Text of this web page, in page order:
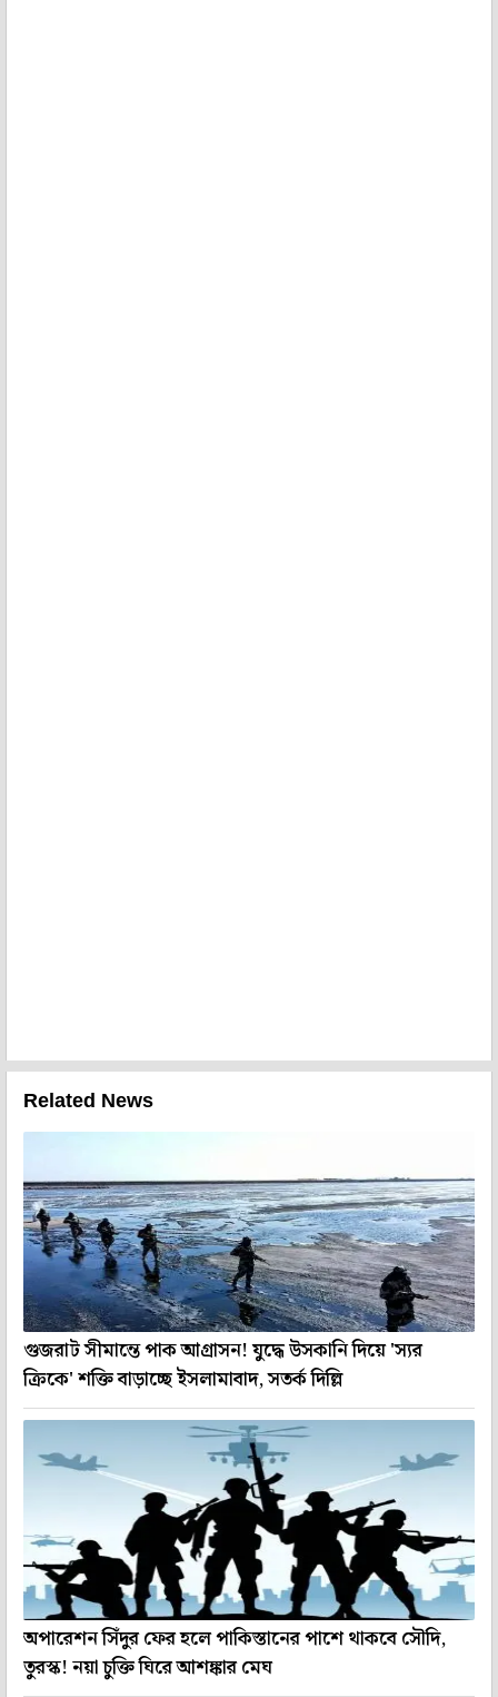
Related News
গুজরাট সীমান্তে পাক আগ্রাসন! যুদ্ধে উসকানি দিয়ে 'স্যর
ক্রিকে' শক্তি বাড়াচ্ছে ইসলামাবাদ, সতর্ক দিল্লি
অপারেশন সিঁদুর ফের হলে পাকিস্তানের পাশে থাকবে সৌদি,
তুরস্ক! নয়া চুক্তি ঘিরে আশঙ্কার মেঘ